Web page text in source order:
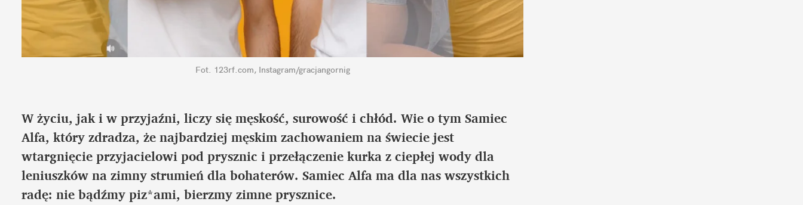
Fot. 123rf.com, Instagram/gracjangornig
W życiu, jak i w przyjaźni, liczy się męskość, surowość i chłód. Wie o tym Samiec
Alfa, który zdradza, że najbardziej męskim zachowaniem na świecie jest
wtargnięcie przyjacielowi pod prysznic i przełączenie kurka z ciepłej wody dla
leniuszków na zimny strumień dla bohaterów. Samiec Alfa ma dla nas wszystkich
radę: nie bądźmy piz*ami, bierzmy zimne prysznice.